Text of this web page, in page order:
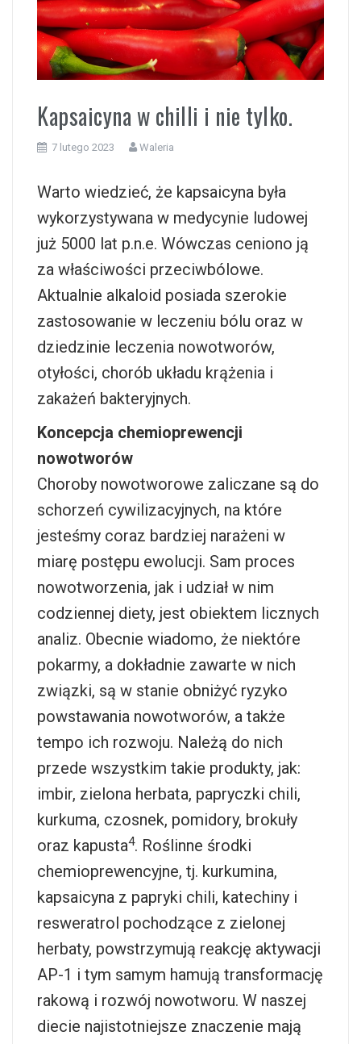
Kapsaicyna w chilli i nie tylko.
7 lutego 2023 Waleria
Warto wiedzieć, że kapsaicyna była
wykorzystywana w medycynie ludowej
już 5000 lat p.n.e. Wówczas ceniono ją
za właściwości przeciwbólowe.
Aktualnie alkaloid posiada szerokie
zastosowanie w leczeniu bólu oraz w
dziedzinie leczenia nowotworów,
otyłości, chorób układu krążenia i
zakażeń bakteryjnych.
Koncepcja chemioprewencji
nowotworów
Choroby nowotworowe zaliczane są do
schorzeń cywilizacyjnych, na które
jesteśmy coraz bardziej narażeni w
miarę postępu ewolucji. Sam proces
nowotworzenia, jak i udział w nim
codziennej diety, jest obiektem licznych
analiz. Obecnie wiadomo, że niektóre
pokarmy, a dokładnie zawarte w nich
związki, są w stanie obniżyć ryzyko
powstawania nowotworów, a także
tempo ich rozwoju. Należą do nich
przede wszystkim takie produkty, jak:
imbir, zielona herbata, papryczki chili,
kurkuma, czosnek, pomidory, brokuły
oraz kapusta4. Roślinne środki
chemioprewencyjne, tj. kurkumina,
kapsaicyna z papryki chili, katechiny i
resweratrol pochodzące z zielonej
herbaty, powstrzymują reakcję aktywacji
AP-1 i tym samym hamują transformację
rakową i rozwój nowotworu. W naszej
diecie najistotniejsze znaczenie mają